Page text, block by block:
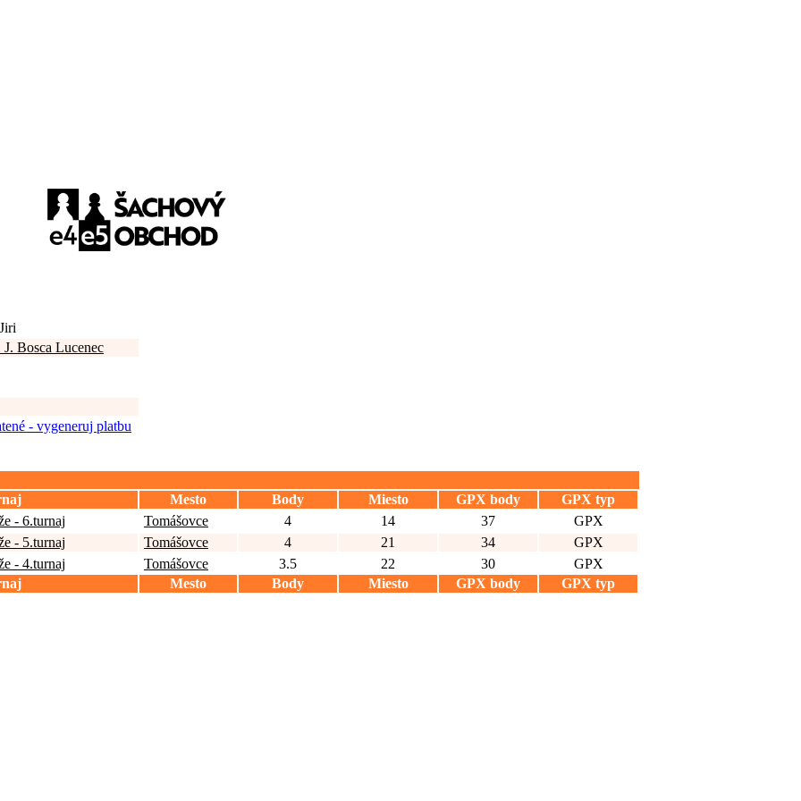
J. Bosca Lucenec
- vygeneruj platbu
Mesto Body Miesto GPX body
GPX typ
- 6.turnaj Tomášovce 4 14 37
GPX
- 5.turnaj Tomášovce 4 21 34
GPX
- 4.turnaj Tomášovce 3.5 22 30
GPX
Mesto Body Miesto GPX body GPX typ